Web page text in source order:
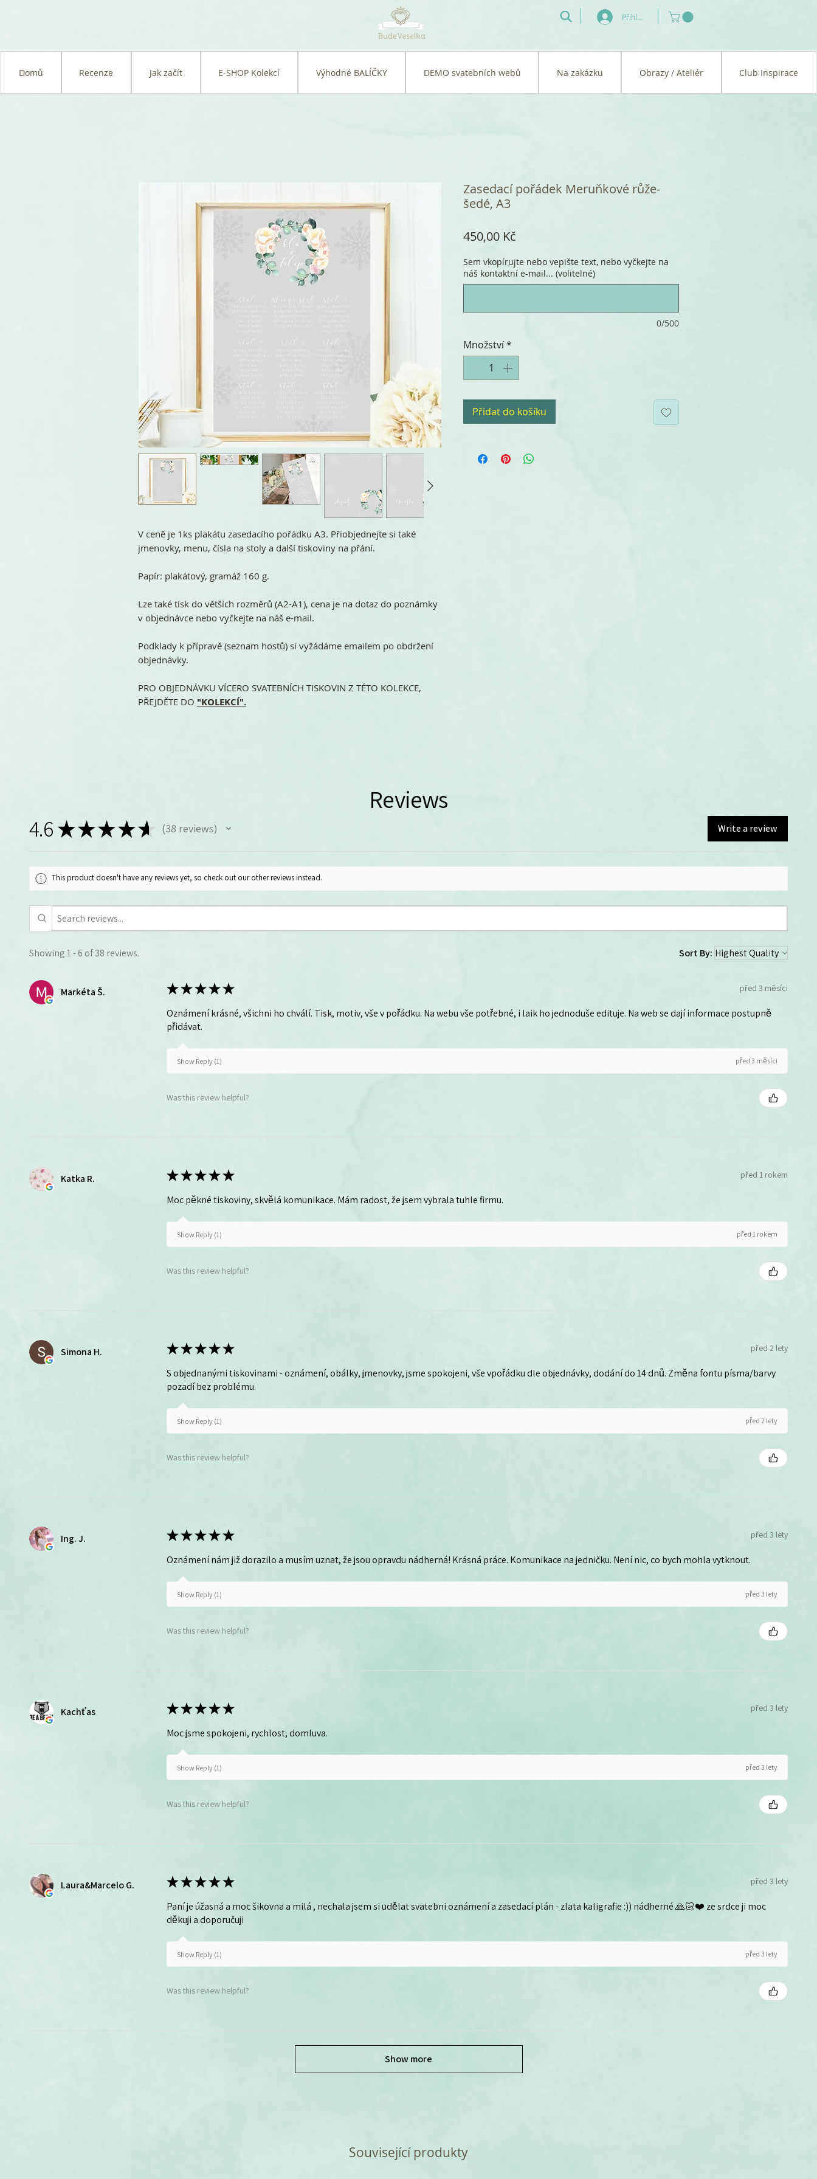
Přihlásit se
Domů Recenze Jak začít E-SHOP Kolekcí Výhodné BALÍČKY DEMO svatebních webů Na zakázku Obrazy / Ateliér Club Inspirace
V ceně je 1ks plakátu zasedacího pořádku A3. Přiobjednejte si také
jmenovky, menu, čísla na stoly a další tiskoviny na přání.
Papír: plakátový, gramáž 160 g.
Lze také tisk do větších rozměrů (A2-A1), cena je na dotaz do poznámky
v objednávce nebo vyčkejte na náš e-mail.
Podklady k přípravě (seznam hostů) si vyžádáme emailem po obdržení
objednávky.
PRO OBJEDNÁVKU VÍCERO SVATEBNÍCH TISKOVIN Z TÉTO KOLEKCE,
PŘEJDĚTE DO "KOLEKCÍ".
Zasedací pořádek Meruňkové růže-
šedé, A3
450,00 Kč
Sem vkopírujte nebo vepište text, nebo vyčkejte na
náš kontaktní e-mail... (volitelné)
0/500
Množství*
Přidat do košíku
Reviews
4.6 ★★★★★ 38 reviews
38 Write a review
This product doesn't have any reviews yet, so check out our other reviews instead.
Showing 1 - 6 of 38 reviews. Sort By:
Markéta Š. ★★★★★ před 3 měsíci
Oznámení krásné, všichni ho chválí. Tisk, motiv, vše v pořádku. Na webu vše potřebné, i laik ho jednoduše edituje. Na web se dají informace postupně
přidávat.
Show Reply (1) před 3 měsíci
Was this review helpful?
Katka R. ★★★★★ před 1 rokem
Moc pěkné tiskoviny, skvělá komunikace. Mám radost, že jsem vybrala tuhle firmu.
Show Reply (1) před 1 rokem
Was this review helpful?
Simona H. ★★★★★ před 2 lety
S objednanými tiskovinami - oznámení, obálky, jmenovky, jsme spokojeni, vše vpořádku dle objednávky, dodání do 14 dnů. Změna fontu písma/barvy
pozadí bez problému.
Show Reply (1) před 2 lety
Was this review helpful?
Ing. J. ★★★★★ před 3 lety
Oznámení nám již dorazilo a musím uznat, že jsou opravdu nádherná! Krásná práce. Komunikace na jedničku. Není nic, co bych mohla vytknout.
Show Reply (1) před 3 lety
Was this review helpful?
Kachťas ★★★★★ před 3 lety
Moc jsme spokojeni, rychlost, domluva.
Show Reply (1) před 3 lety
Was this review helpful?
Laura&Marcelo G. ★★★★★ před 3 lety
Paní je úžasná a moc šikovna a milá , nechala jsem si udělat svatebni oznámení a zasedací plán - zlata kaligrafie :)) nádherné 🙏🏻❤️ ze srdce ji moc
děkuji a doporučuji
Show Reply (1) před 3 lety
Was this review helpful?
Show more
Související produkty